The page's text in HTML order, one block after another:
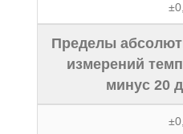
Пределы
измерений
минус 20